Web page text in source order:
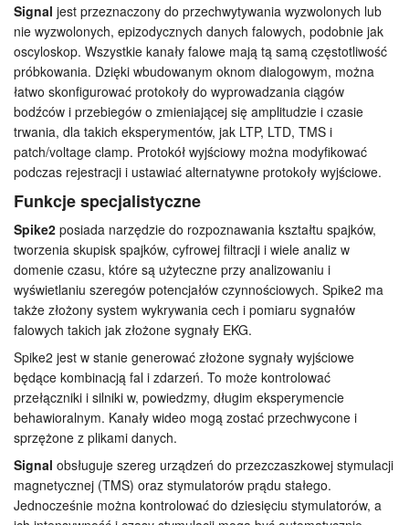
Signal jest przeznaczony do przechwytywania wyzwolonych lub
nie wyzwolonych, epizodycznych danych falowych, podobnie jak
oscyloskop. Wszystkie kanały falowe mają tą samą częstotliwość
próbkowania. Dzięki wbudowanym oknom dialogowym, można
łatwo skonfigurować protokoły do wyprowadzania ciągów
bodźców i przebiegów o zmieniającej się amplitudzie i czasie
trwania, dla takich eksperymentów, jak LTP, LTD, TMS i
patch/voltage clamp. Protokół wyjściowy można modyfikować
podczas rejestracji i ustawiać alternatywne protokoły wyjściowe.
Funkcje specjalistyczne
Spike2 posiada narzędzie do rozpoznawania kształtu spajków,
tworzenia skupisk spajków, cyfrowej filtracji i wiele analiz w
domenie czasu, które są użyteczne przy analizowaniu i
wyświetlaniu szeregów potencjałów czynnościowych. Spike2 ma
także złożony system wykrywania cech i pomiaru sygnałów
falowych takich jak złożone sygnały EKG.
Spike2 jest w stanie generować złożone sygnały wyjściowe
będące kombinacją fal i zdarzeń. To może kontrolować
przełączniki i silniki w, powiedzmy, długim eksperymencie
behawioralnym. Kanały wideo mogą zostać przechwycone i
sprzężone z plikami danych.
Signal obsługuje szereg urządzeń do przezczaszkowej stymulacji
magnetycznej (TMS) oraz stymulatorów prądu stałego.
Jednocześnie można kontrolować do dziesięciu stymulatorów, a